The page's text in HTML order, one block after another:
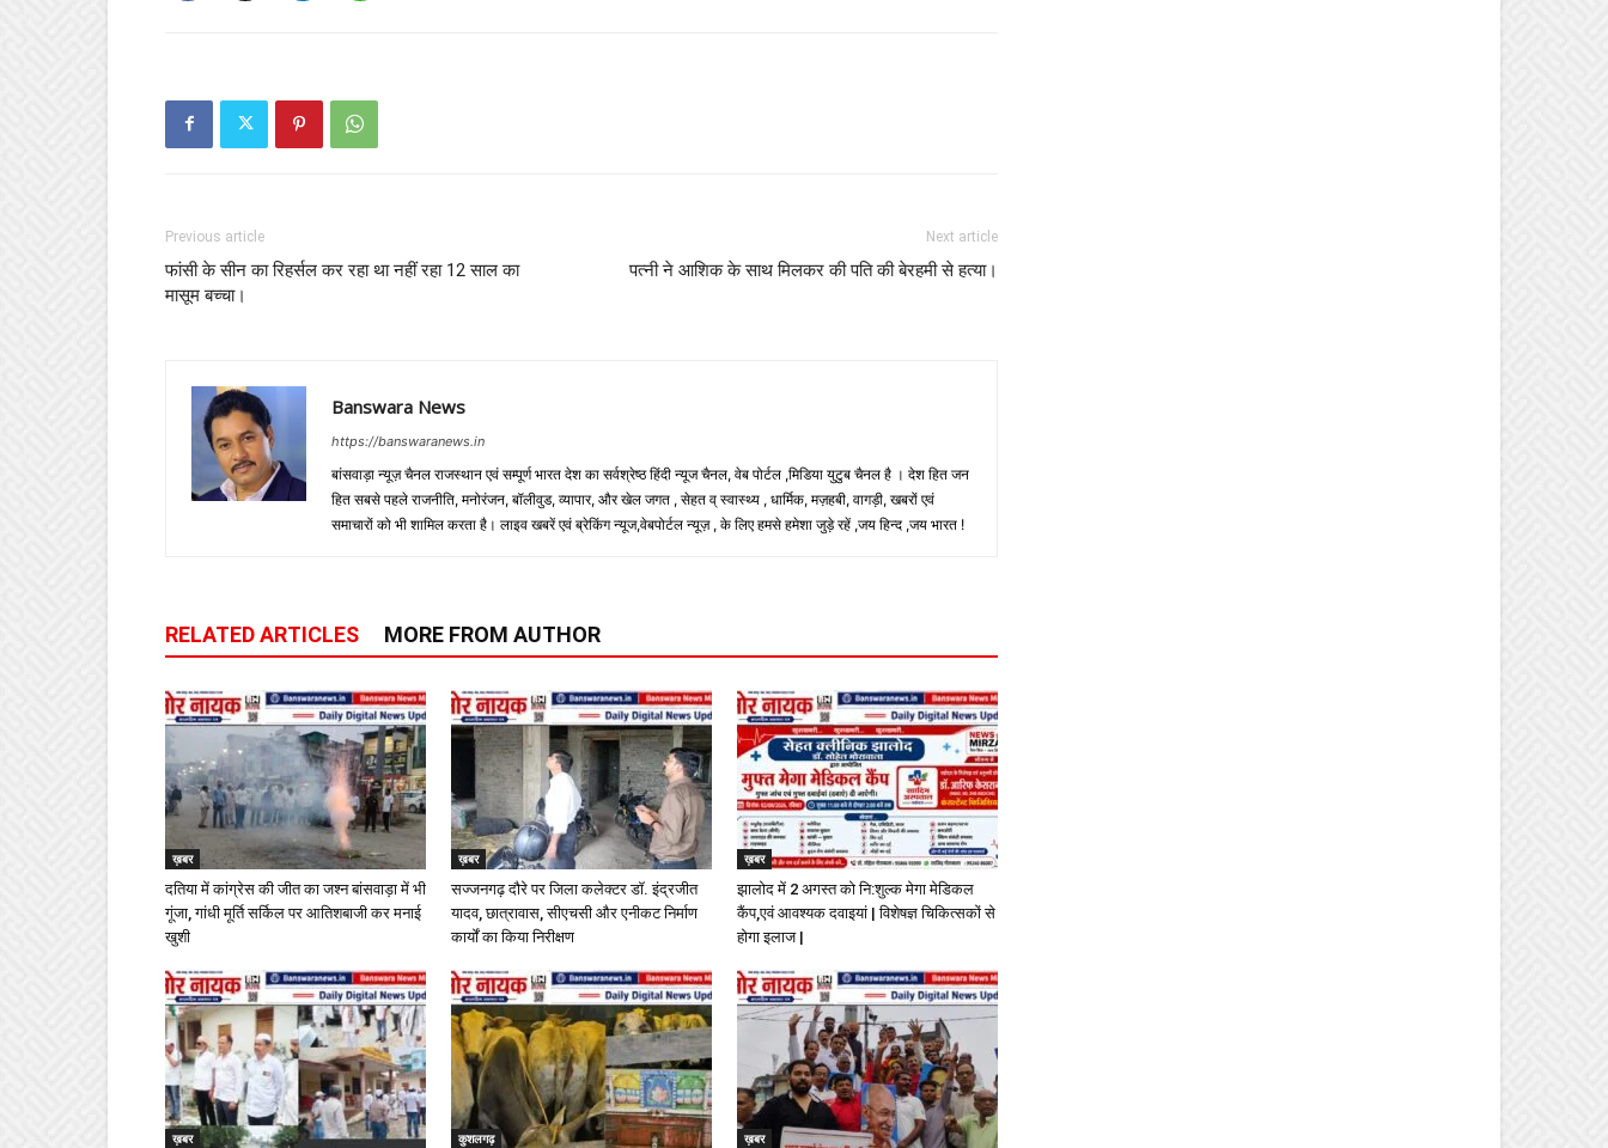
Previous article
फांसी के सीन का रिहर्सल कर रहा था नहीं रहा 12 साल का
मासूम बच्चा।
Next article
पत्नी ने आशिक के साथ मिलकर की पति की बेरहमी से हत्या।
Banswara News
https://banswaranews.in
बांसवाड़ा न्यूज़ चैनल राजस्थान एवं सम्पूर्ण भारत देश का सर्वश्रेष्ठ हिंदी न्‍यूज चैनल, वेब पोर्टल ,मिडिया युटुब चैनल है । देश हित जन
हित सबसे पहले राजनीति, मनोरंजन, बॉलीवुड, व्यापार, और खेल जगत , सेहत व् स्वास्थ्य , धार्मिक, मज़हबी, वागड़ी, खबरों एवं
समाचारों को भी शामिल करता है। लाइव खबरें एवं ब्रेकिंग न्यूज,वेबपोर्टल न्यूज़ , के लिए हमसे हमेशा जुड़े रहें ,जय हिन्द ,जय भारत !
RELATED ARTICLES MORE FROM AUTHOR
ख़बर
दतिया में कांग्रेस की जीत का जश्न बांसवाड़ा में भी
गूंजा, गांधी मूर्ति सर्किल पर आतिशबाजी कर मनाई
खुशी
ख़बर
सज्जनगढ़ दौरे पर जिला कलेक्टर डॉ. इंद्रजीत
यादव, छात्रावास, सीएचसी और एनीकट निर्माण
कार्यों का किया निरीक्षण
ख़बर
झालोद में 2 अगस्त को नि:शुल्क मेगा मेडिकल
कैंप,एवं आवश्यक दवाइयां | विशेषज्ञ चिकित्सकों से
होगा इलाज |
ख़बर कुशलगढ़ ख़बर